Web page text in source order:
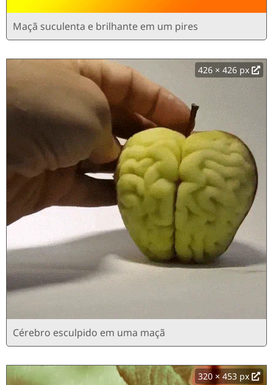
Maçã suculenta e brilhante em um pires
426 × 426 px
Cérebro esculpido em uma maçã
320 × 453 px